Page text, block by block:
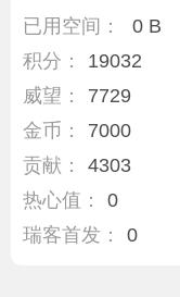
已用空间：
0 B
积分：
19032
威望：
7729
金币：
7000
贡献：
4303
热心值：
0
瑞客首发：
0